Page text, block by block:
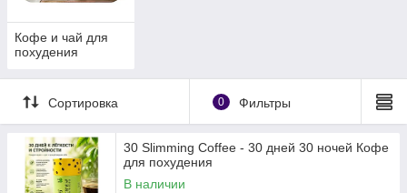
Кофе и чай для
похудения
Сортировка 0 Фильтры
30 Slimming Coffee - 30 дней 30 ночей Кофе
для похудения
В наличии